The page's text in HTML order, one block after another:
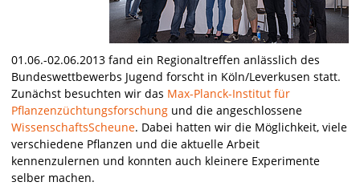
01.06.-02.06.2013 fand ein Regionaltreffen anlässlich des
Bundeswettbewerbs Jugend forscht in Köln/Leverkusen statt.
Zunächst besuchten wir das Max-Planck-Institut für
Pflanzenzüchtungsforschung und die angeschlossene
WissenschaftsScheune. Dabei hatten wir die Möglichkeit, viele
verschiedene Pflanzen und die aktuelle Arbeit
kennenzulernen und konnten auch kleinere Experimente
selber machen.